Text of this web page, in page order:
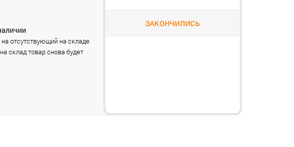
ЗАКОНЧИЛИСЬ
отсутствующий на складе
склад товар снова будет